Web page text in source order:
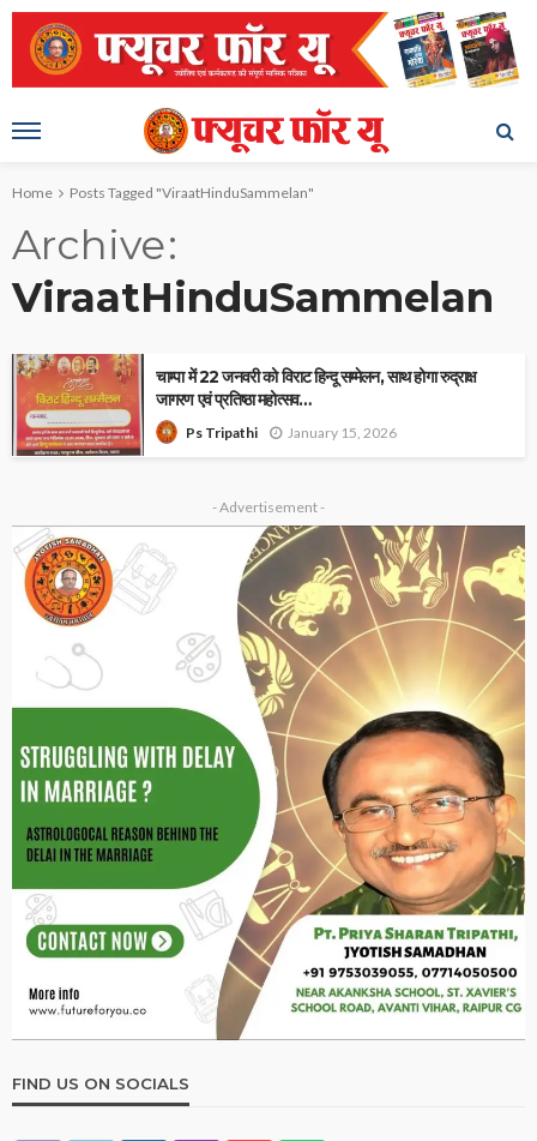
Home Posts Tagged "ViraatHinduSammelan"
Archive
ViraatHinduSammelan
चाम्पा में 22 जनवरी को विराट हिन्दू सम्मेलन, साथ होगा रुद्राक्ष
जागरण एवं प्रतिष्ठा महोत्सव…
Ps Tripathi January 15, 2026
- Advertisement -
FIND US ON SOCIALS